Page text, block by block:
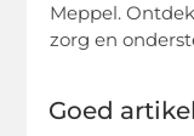
Meppel.
zorg en
Goed